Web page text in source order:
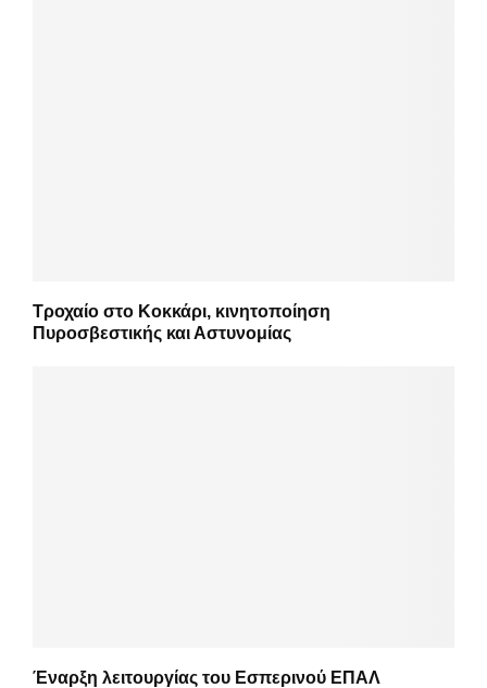
Τροχαίο στο Κοκκάρι, κινητοποίηση
Πυροσβεστικής και Αστυνομίας
Έναρξη λειτουργίας του Εσπερινού ΕΠΑΛ